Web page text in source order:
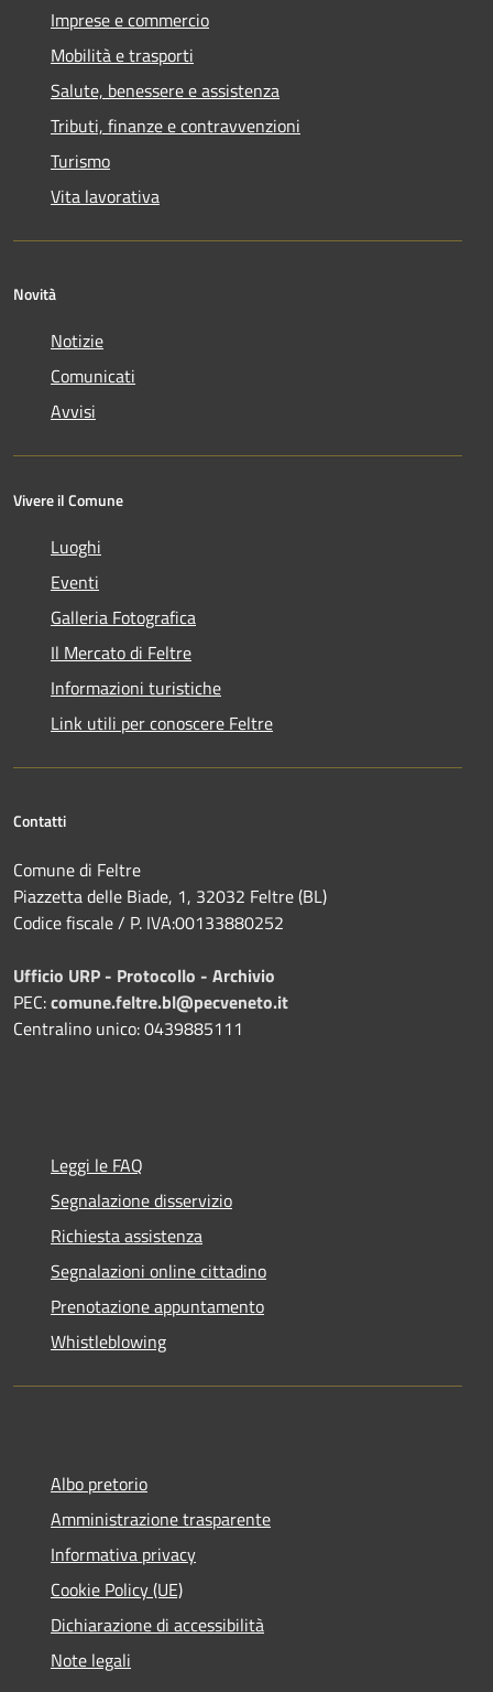
Imprese e commercio
Mobilità e trasporti
Salute, benessere e assistenza
Tributi, finanze e contravvenzioni
Turismo
Vita lavorativa
Novità
Notizie
Comunicati
Avvisi
Vivere il Comune
Luoghi
Eventi
Galleria Fotografica
Il Mercato di Feltre
Informazioni turistiche
Link utili per conoscere Feltre
Contatti
Comune di Feltre
Piazzetta delle Biade, 1, 32032 Feltre (BL)
Codice fiscale / P. IVA:00133880252
Ufficio URP - Protocollo - Archivio
PEC:comune.feltre.bl@pecveneto.it
Centralino unico: 0439885111
Leggi le FAQ
Segnalazione disservizio
Richiesta assistenza
Segnalazioni online cittadino
Prenotazione appuntamento
Whistleblowing
Albo pretorio
Amministrazione trasparente
Informativa privacy
Cookie Policy (UE)
Dichiarazione di accessibilità
Note legali